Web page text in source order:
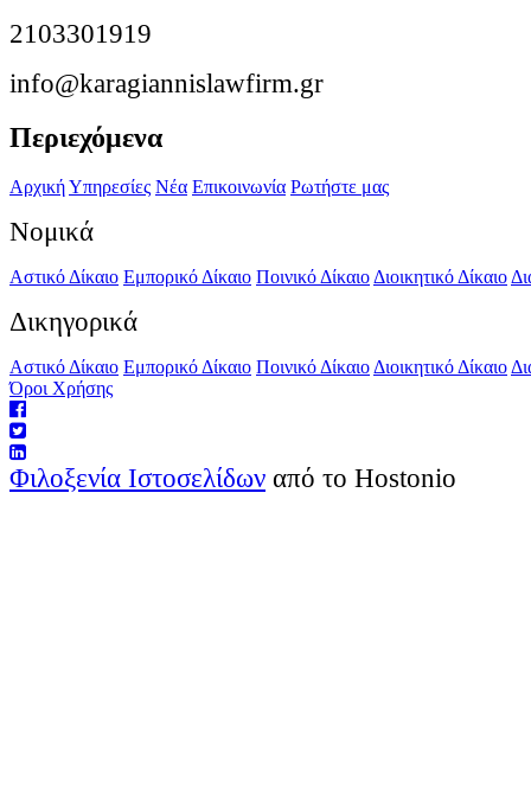
2103301919
info@karagiannislawfirm.gr
Περιεχόμενα
ΑρχικήΥπηρεσίες Νέα Επικοινωνία Ρωτήστε μας
Νομικά
Αστικό Δίκαιο Εμπορικό Δίκαιο Ποινικό Δίκαιο Διοικητικό Δίκαιο
Δικηγορικά
Αστικό Δίκαιο Εμπορικό Δίκαιο Ποινικό Δίκαιο Διοικητικό Δίκαιο
Όροι Χρήσης
Φιλοξενία Ιστοσελίδων από το Hostonio